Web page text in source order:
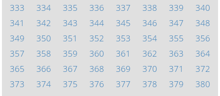
333
334 335 336 337 338 339
340
341
342 343 344 345 346 347
348
349
350 351 352 353 354 355
356
357
358 359 360 361 362 363
364
365
366 367 368 369 370 371
372
373
374 375 376 377 378 379
380